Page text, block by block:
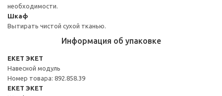
необходимости.
Шкаф
Вытирать чистой сухой тканью.
Информация об упаковке
EKET ЭКЕТ
Навесной модуль
Номер товара: 892.858.39
EKET ЭКЕТ